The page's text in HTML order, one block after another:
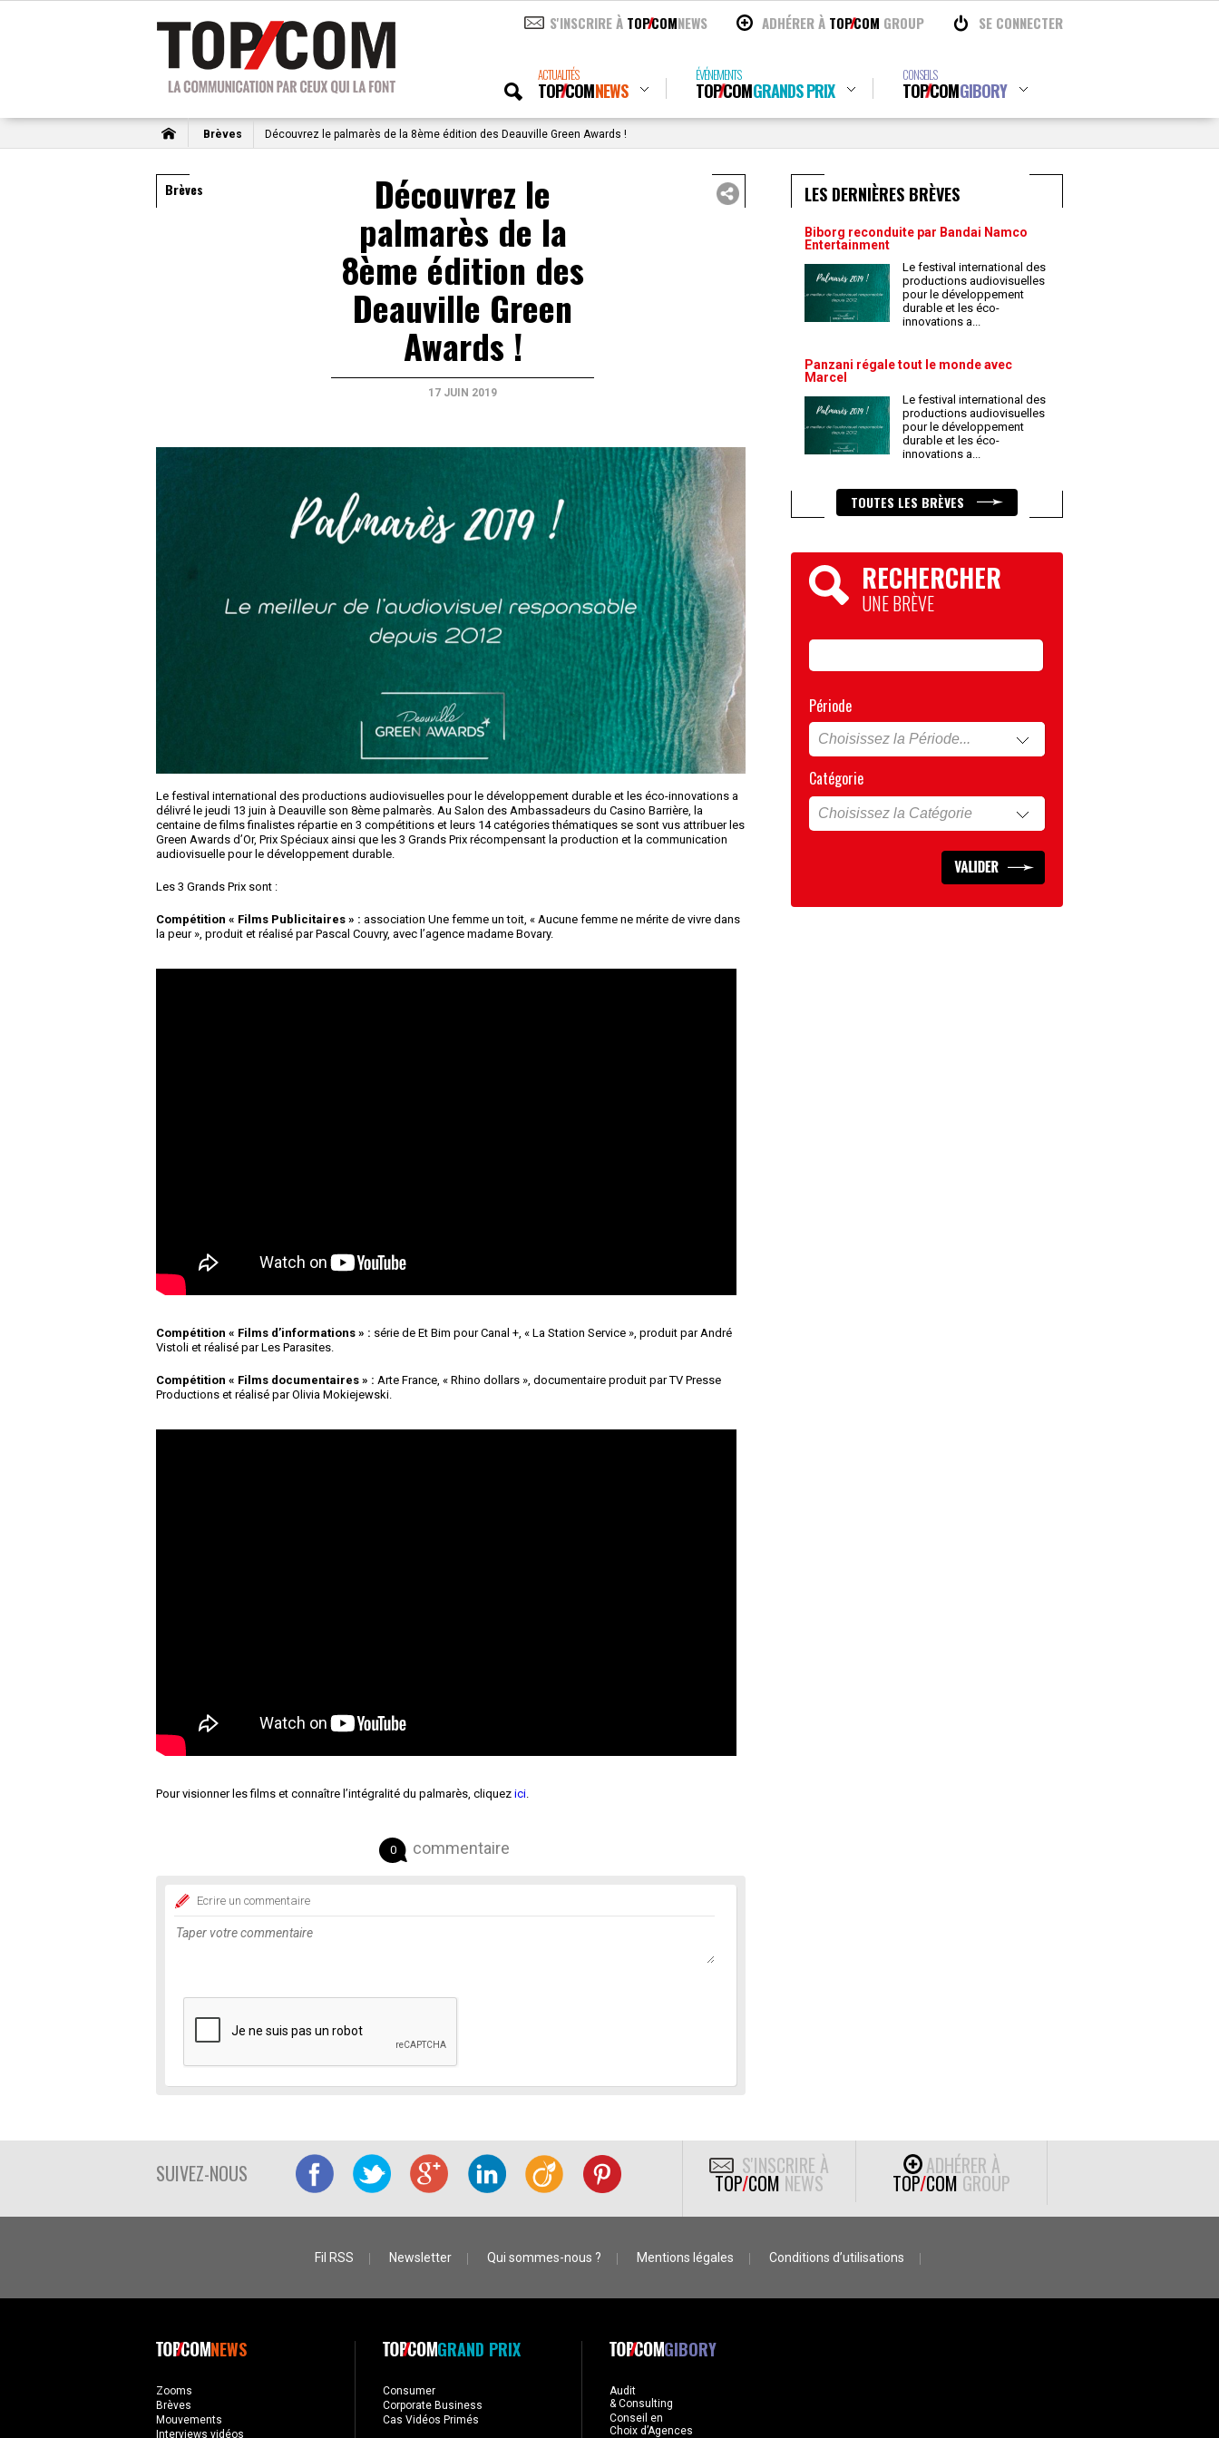
S'INSCRIRE À TOPCOMNEWS ADHÉRER À TOPCOM GROUP SE CONNECTER
ACTUALITÉS
TOPCOMNEWS
ÉVÉNEMENTS
TOPCOMGRANDS PRIX
CONSEILS
TOPCOMGIBORY
Brèves Découvrez le palmarès de la 8ème édition des Deauville Green Awards !
Brèves Découvrez le
palmarès de la
8ème édition des
Deauville Green
Awards !
17 JUIN 2019
Le festival international des productions audiovisuelles pour le développement durable et les éco-innovations a
délivré le jeudi 13 juin à Deauville son 8ème palmarès. Au Salon des Ambassadeurs du Casino Barrière, la
centaine de films finalistes répartie en 3 compétitions et leurs 14 catégories thématiques se sont vus attribuer les
Green Awards d’Or, Prix Spéciaux ainsi que les 3 Grands Prix récompensant la production et la communication
audiovisuelle pour le développement durable.
Les 3 Grands Prix sont :
Compétition « Films Publicitaires » : association Une femme un toit, « Aucune femme ne mérite de vivre dans
la peur », produit et réalisé par Pascal Couvry, avec l’agence madame Bovary.
Compétition « Films d’informations » : série de Et Bim pour Canal +, « La Station Service », produit par André
Vistoli et réalisé par Les Parasites.
Compétition « Films documentaires » : Arte France, « Rhino dollars », documentaire produit par TV Presse
Productions et réalisé par Olivia Mokiejewski.
Pour visionner les films et connaître l’intégralité du palmarès, cliquez ici.
0 commentaire
Ecrire un commentaire
LES DERNIÈRES BRÈVES
Biborg reconduite par Bandai Namco
Entertainment
Le festival international des
productions audiovisuelles
pour le développement
durable et les éco-
innovations a...
Panzani régale tout le monde avec
Marcel
Le festival international des
productions audiovisuelles
pour le développement
durable et les éco-
innovations a...
TOUTES LES BRÈVES
RECHERCHER
UNE BRÈVE
Période
Catégorie
SUIVEZ-NOUS S'INSCRIRE À
TOP/COM NEWS
ADHÉRER À
TOP/COM GROUP
Fil RSS Newsletter Qui sommes-nous ? Mentions légales Conditions d’utilisations
NEWS
Zooms
Brèves
Mouvements
Interviews vidéos
GRAND PRIX
Consumer
Corporate Business
Cas Vidéos Primés
GIBORY
Audit
& Consulting
Conseil en
Choix d’Agences